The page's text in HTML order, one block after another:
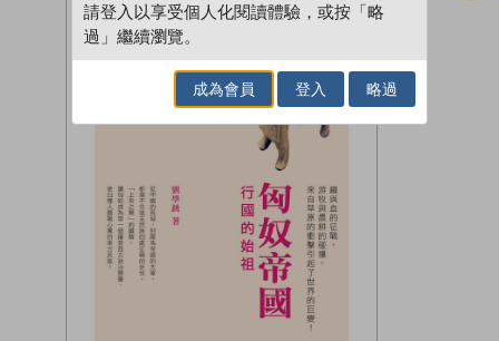
請登入以享受個人化閱讀體驗，或按「略
過」繼續瀏覽。
成為會員 登入 略過